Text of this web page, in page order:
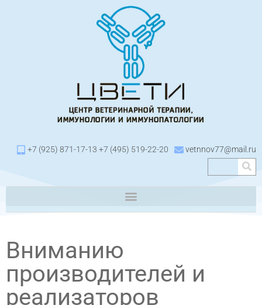
+7 (925) 871-17-13 +7 (495) 519-22-20 vetnnov77@mail.ru
Вниманию
производителей и
реализаторов